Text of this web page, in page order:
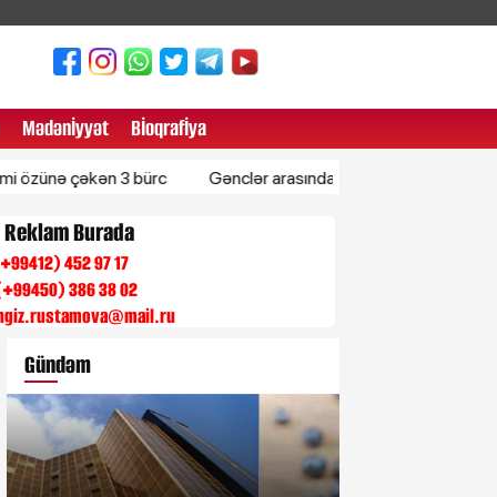
Mədənİyyət Bİoqrafİya
3 bürc Gənclər arasında artan böyrək xərçənginin yeni
Burada
452 97 17
386 38 02
Gündəm